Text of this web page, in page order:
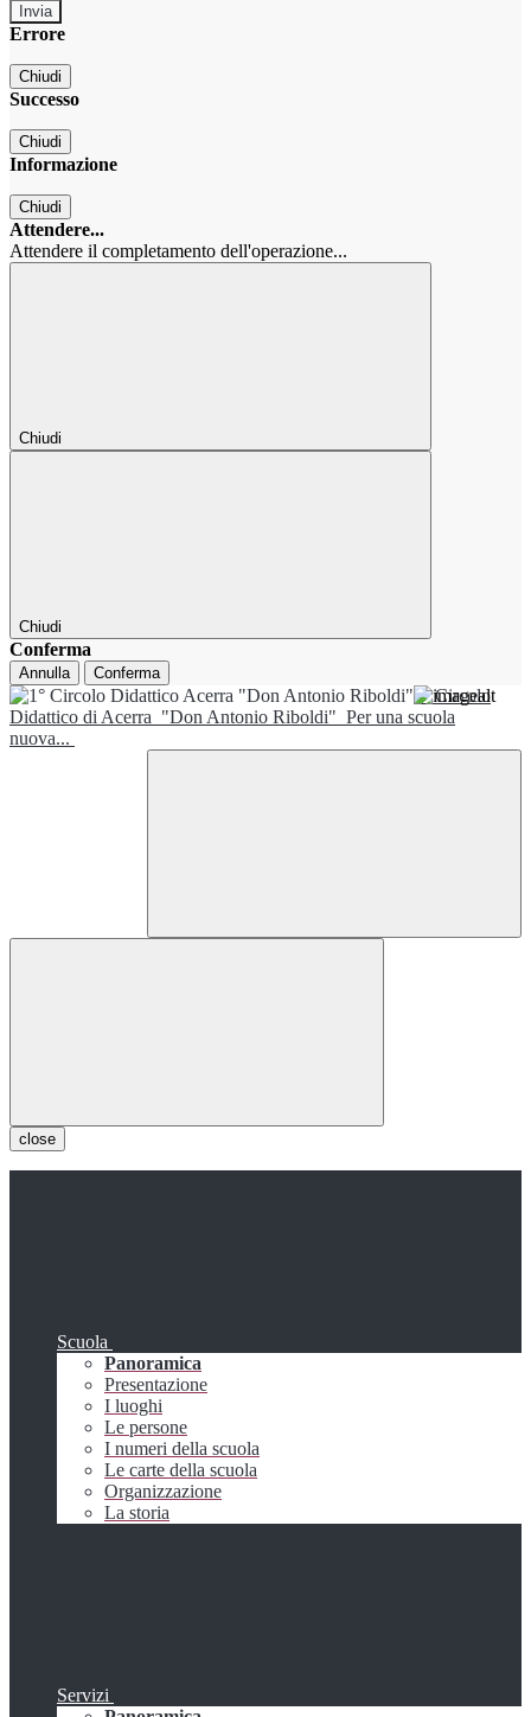
Errore
Chiudi
Successo
Chiudi
Informazione
Chiudi
Attendere...
Attendere il completamento dell'operazione...
Chiudi
Chiudi
Conferma
Annulla Conferma
1° Circolo
Didattico di Acerra "Don Antonio Riboldi" Per una scuola
nuova...
close
Scuola
Panoramica
Presentazione
I luoghi
Le persone
I numeri della scuola
Le carte della scuola
Organizzazione
La storia
Servizi